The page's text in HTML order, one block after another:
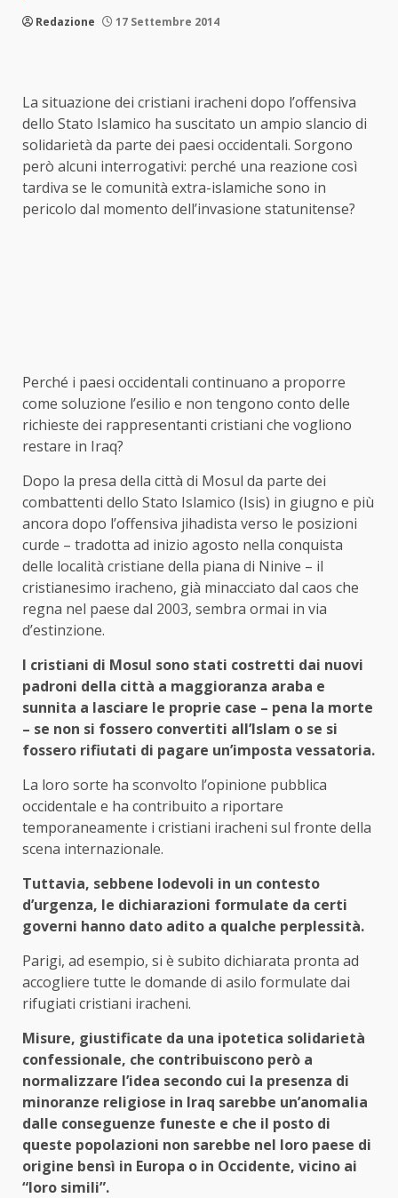
Redazione 17 Settembre 2014
La situazione dei cristiani iracheni dopo l’offensiva
dello Stato Islamico ha suscitato un ampio slancio di
solidarietà da parte dei paesi occidentali. Sorgono
però alcuni interrogativi: perché una reazione così
tardiva se le comunità extra-islamiche sono in
pericolo dal momento dell’invasione statunitense?
Perché i paesi occidentali continuano a proporre
come soluzione l’esilio e non tengono conto delle
richieste dei rappresentanti cristiani che vogliono
restare in Iraq?
Dopo la presa della città di Mosul da parte dei
combattenti dello Stato Islamico (Isis) in giugno e più
ancora dopo l’offensiva jihadista verso le posizioni
curde – tradotta ad inizio agosto nella conquista
delle località cristiane della piana di Ninive – il
cristianesimo iracheno, già minacciato dal caos che
regna nel paese dal 2003, sembra ormai in via
d’estinzione.
I cristiani di Mosul sono stati costretti dai nuovi
padroni della città a maggioranza araba e
sunnita a lasciare le proprie case – pena la morte
– se non si fossero convertiti all’Islam o se si
fossero rifiutati di pagare un’imposta vessatoria.
La loro sorte ha sconvolto l’opinione pubblica
occidentale e ha contribuito a riportare
temporaneamente i cristiani iracheni sul fronte della
scena internazionale.
Tuttavia, sebbene lodevoli in un contesto
d’urgenza, le dichiarazioni formulate da certi
governi hanno dato adito a qualche perplessità.
Parigi, ad esempio, si è subito dichiarata pronta ad
accogliere tutte le domande di asilo formulate dai
rifugiati cristiani iracheni.
Misure, giustificate da una ipotetica solidarietà
confessionale, che contribuiscono però a
normalizzare l’idea secondo cui la presenza di
minoranze religiose in Iraq sarebbe un’anomalia
dalle conseguenze funeste e che il posto di
queste popolazioni non sarebbe nel loro paese di
origine bensì in Europa o in Occidente, vicino ai
“loro simili”.